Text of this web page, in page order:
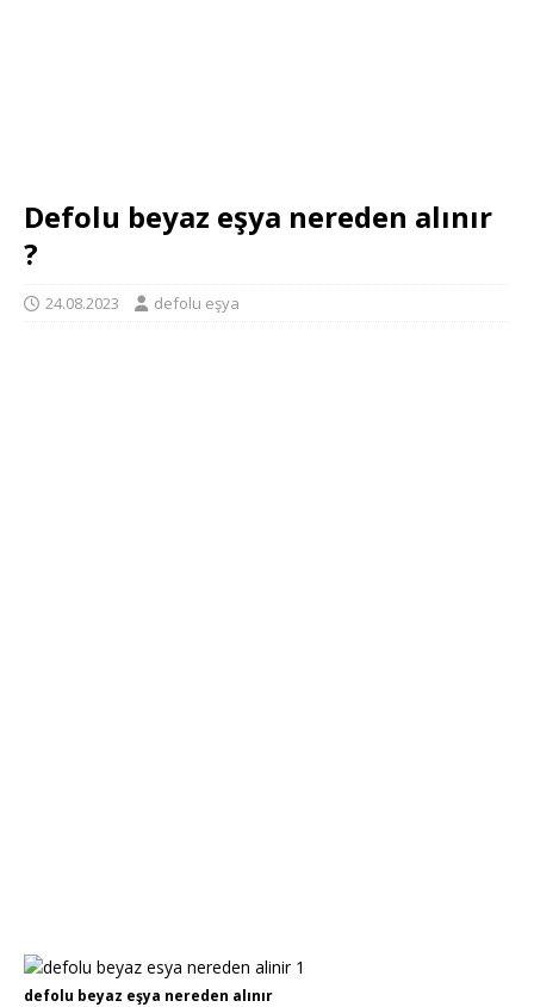
Defolu beyaz eşya nereden alınır
?
24.08.2023 defolu eşya
defolu beyaz eşya nereden alınır